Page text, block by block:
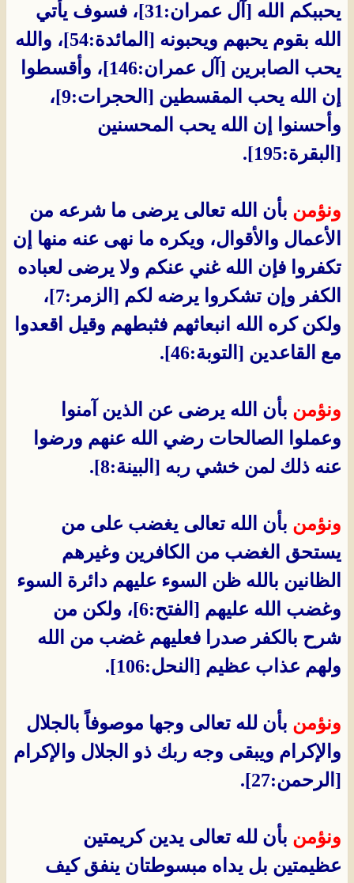
يحببكم الله [آل عمران:31]، فسوف يأتي
الله بقوم يحبهم ويحبونه [المائدة:54]، والله
يحب الصابرين [آل عمران:146]، وأقسطوا
إن الله يحب المقسطين [الحجرات:9]،
وأحسنوا إن الله يحب المحسنين
[البقرة:195].
ونؤمن بأن الله تعالى يرضى ما شرعه من
الأعمال والأقوال، ويكره ما نهى عنه منها إن
تكفروا فإن الله غني عنكم ولا يرضى لعباده
الكفر وإن تشكروا يرضه لكم [الزمر:7]،
ولكن كره الله انبعاثهم فثبطهم وقيل اقعدوا
مع القاعدين [التوبة:46].
ونؤمن بأن الله يرضى عن الذين آمنوا
وعملوا الصالحات رضي الله عنهم ورضوا
عنه ذلك لمن خشي ربه [البينة:8].
ونؤمن بأن الله تعالى يغضب على من
يستحق الغضب من الكافرين وغيرهم
الظانين بالله ظن السوء عليهم دائرة السوء
وغضب الله عليهم [الفتح:6]، ولكن من
شرح بالكفر صدرا فعليهم غضب من الله
ولهم عذاب عظيم [النحل:106].
ونؤمن بأن لله تعالى وجها موصوفاً بالجلال
والإكرام ويبقى وجه ربك ذو الجلال والإكرام
[الرحمن:27].
ونؤمن بأن لله تعالى يدين كريمتين
عظيمتين بل يداه مبسوطتان ينفق كيف